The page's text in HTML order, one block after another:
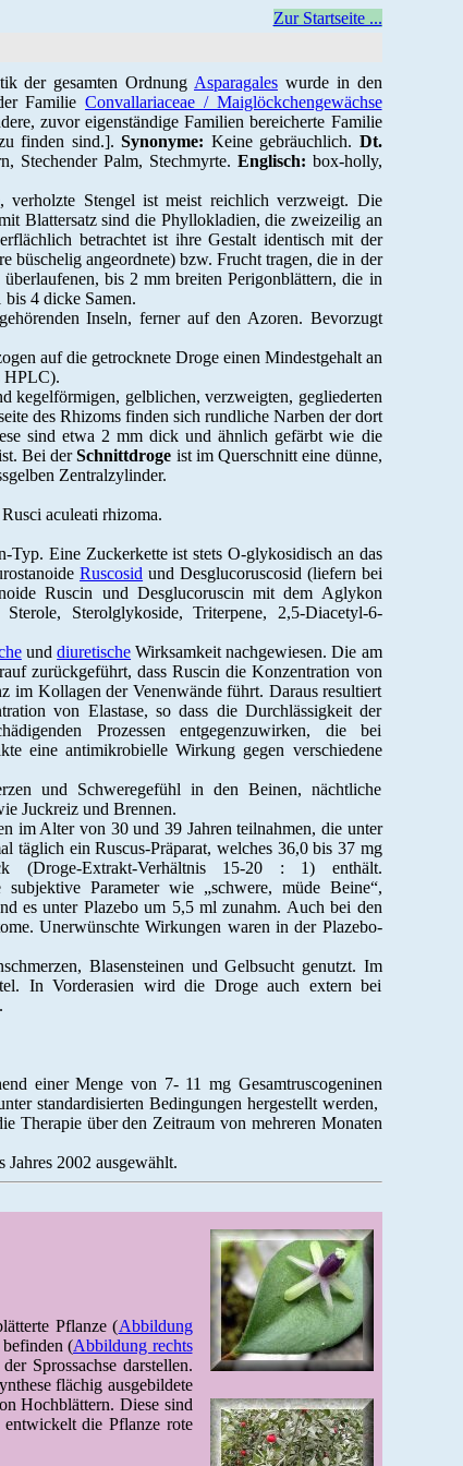
Zur Startseite ...
der gesamten Ordnung Asparagales wurde in den
FamilieConvallariaceae / Maiglöckchengewächse
zuvor eigenständige Familien bereicherte Familie
finden sind.]. Synonyme: Keine gebräuchlich. Dt.
Stechender Palm, Stechmyrte. Englisch: box-holly,
verholzte Stengel ist meist reichlich verzweigt. Die
Blattersatz sind die Phyllokladien, die zweizeilig an
betrachtet ist ihre Gestalt identisch mit der
büschelig angeordnete) bzw. Frucht tragen, die in der
bis 2 mm breiten Perigonblättern, die in
4 dicke Samen.
Inseln, ferner auf den Azoren. Bevorzugt
auf die getrocknete Droge einen Mindestgehalt an
HPLC).
kegelförmigen, gelblichen, verzweigten, gegliederten
des Rhizoms finden sich rundliche Narben der dort
sind etwa 2 mm dick und ähnlich gefärbt wie die
Bei derSchnittdroge ist im Querschnitt eine dünne,
Zentralzylinder.
aculeati rhizoma.
Typ. Eine Zuckerkette ist stets O-glykosidisch an das
Ruscosid und Desglucoruscosid (liefern bei
Ruscin und Desglucoruscin mit dem Aglykon
Sterole, Sterolglykoside, Triterpene, 2,5-Diacetyl-6-
unddiuretische Wirksamkeit nachgewiesen. Die am
zurückgeführt, dass Ruscin die Konzentration von
im Kollagen der Venenwände führt. Daraus resultiert
von Elastase, so dass die Durchlässigkeit der
Prozessen entgegenzuwirken, die bei
eine antimikrobielle Wirkung gegen verschiedene
und Schweregefühl in den Beinen, nächtliche
Juckreiz und Brennen.
im Alter von 30 und 39 Jahren teilnahmen, die unter
ein Ruscus-Präparat, welches 36,0 bis 37 mg
(Droge-Extrakt-Verhältnis 15-20 : 1) enthält.
Parameter wie „schwere, müde Beine“,
es unter Plazebo um 5,5 ml zunahm. Auch bei den
Unerwünschte Wirkungen waren in der Plazebo-
Blasensteinen und Gelbsucht genutzt. Im
In Vorderasien wird die Droge auch extern bei
einer Menge von 7- 11 mg Gesamtruscogeninen
standardisierten Bedingungen hergestellt werden,
Therapie über den Zeitraum von mehreren Monaten
2002 ausgewählt.
Pflanze (Abbildung
(Abbildung rechts
Sprossachse darstellen.
flächig ausgebildete
Hochblättern. Diese sind
die Pflanze rote